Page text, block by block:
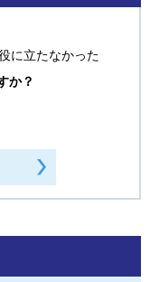
に立たなかった
か？